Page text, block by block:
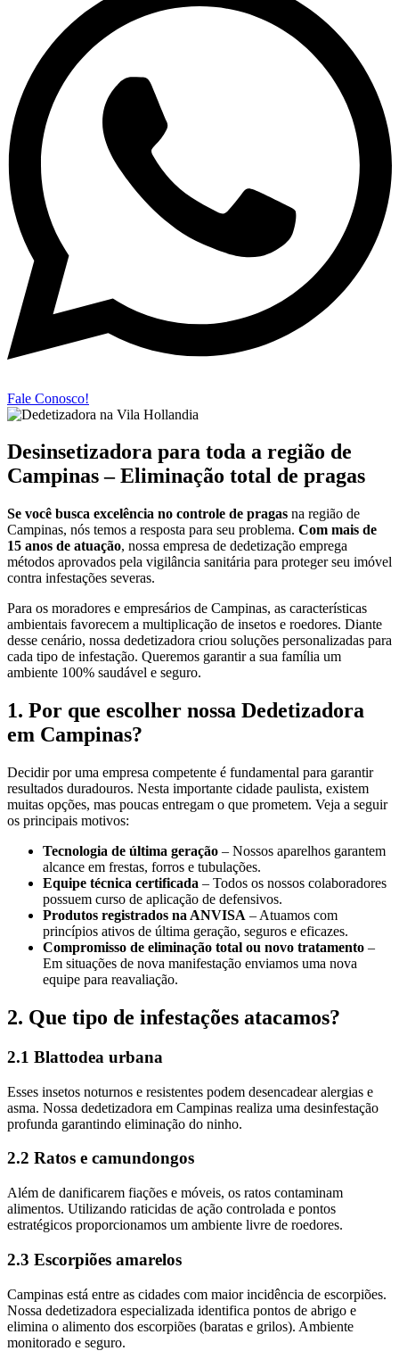
Fale Conosco!
Desinsetizadora para toda a região de
Campinas – Eliminação total de pragas
Se você busca excelência no controle de pragas na região de
Campinas, nós temos a resposta para seu problema. Com mais de
15 anos de atuação, nossa empresa de dedetização emprega
métodos aprovados pela vigilância sanitária para proteger seu imóvel
contra infestações severas.
Para os moradores e empresários de Campinas, as características
ambientais favorecem a multiplicação de insetos e roedores. Diante
desse cenário, nossa dedetizadora criou soluções personalizadas para
cada tipo de infestação. Queremos garantir a sua família um
ambiente 100% saudável e seguro.
1. Por que escolher nossa Dedetizadora
em Campinas?
Decidir por uma empresa competente é fundamental para garantir
resultados duradouros. Nesta importante cidade paulista, existem
muitas opções, mas poucas entregam o que prometem. Veja a seguir
os principais motivos:
Tecnologia de última geração – Nossos aparelhos garantem
alcance em frestas, forros e tubulações.
Equipe técnica certificada – Todos os nossos colaboradores
possuem curso de aplicação de defensivos.
Produtos registrados na ANVISA – Atuamos com
princípios ativos de última geração, seguros e eficazes.
Compromisso de eliminação total ou novo tratamento –
Em situações de nova manifestação enviamos uma nova
equipe para reavaliação.
2. Que tipo de infestações atacamos?
2.1 Blattodea urbana
Esses insetos noturnos e resistentes podem desencadear alergias e
asma. Nossa dedetizadora em Campinas realiza uma desinfestação
profunda garantindo eliminação do ninho.
2.2 Ratos e camundongos
Além de danificarem fiações e móveis, os ratos contaminam
alimentos. Utilizando raticidas de ação controlada e pontos
estratégicos proporcionamos um ambiente livre de roedores.
2.3 Escorpiões amarelos
Campinas está entre as cidades com maior incidência de escorpiões.
Nossa dedetizadora especializada identifica pontos de abrigo e
elimina o alimento dos escorpiões (baratas e grilos). Ambiente
monitorado e seguro.